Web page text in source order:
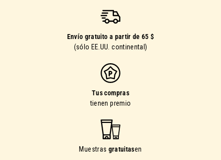
Envío gratuito a partir de 65 $
(sólo EE.UU. continental)
Tus compras
tienen premio
Muestras gratuitasen